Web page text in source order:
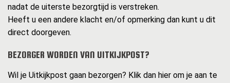
nadat de uiterste bezorgtijd is verstreken.
Heeft u een andere klacht en/of opmerking dan kunt u dit
direct doorgeven.
BEZORGER WORDEN VAN UITKIJKPOST?
Wil je Uitkijkpost gaan bezorgen? Klik dan hier om je aan te